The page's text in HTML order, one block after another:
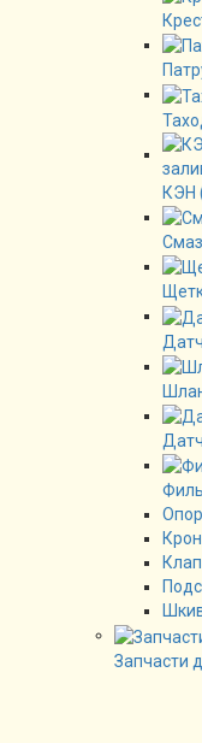
КЭН
Запчасти